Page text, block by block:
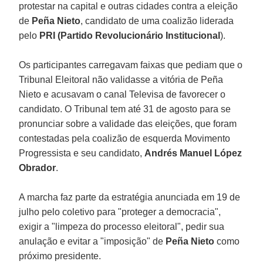
protestar na capital e outras cidades contra a eleição
de Peña Nieto, candidato de uma coalizão liderada
pelo PRI (Partido Revolucionário Institucional).
Os participantes carregavam faixas que pediam que o
Tribunal Eleitoral não validasse a vitória de Peña
Nieto e acusavam o canal Televisa de favorecer o
candidato. O Tribunal tem até 31 de agosto para se
pronunciar sobre a validade das eleições, que foram
contestadas pela coalizão de esquerda Movimento
Progressista e seu candidato, Andrés Manuel López
Obrador.
A marcha faz parte da estratégia anunciada em 19 de
julho pelo coletivo para "proteger a democracia",
exigir a "limpeza do processo eleitoral", pedir sua
anulação e evitar a "imposição" de Peña Nieto como
próximo presidente.